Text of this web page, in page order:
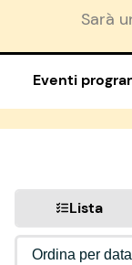
Sarà
Eventi
Lista